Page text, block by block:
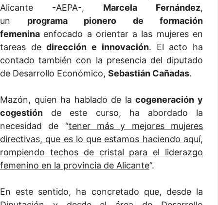
Alicante -AEPA-, Marcela Fernández,
un programa pionero de formación
femenina enfocado a orientar a las mujeres en
tareas dedirección e innovación. El acto ha
contado también con la presencia del diputado
de Desarrollo Económico, Sebastián Cañadas.
Mazón, quien ha hablado de lacogeneración y
cogestión de este curso, ha abordado la
necesidad de “tener más y mejores mujeres
directivas, que es lo que estamos haciendo aquí,
rompiendo techos de cristal para el liderazgo
femenino en la provincia de Alicante”.
En este sentido, ha concretado que, desde la